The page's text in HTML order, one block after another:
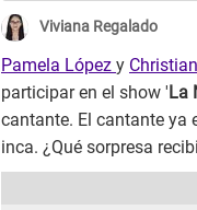
Viviana Regalado
Pamela López y
participar en el show ' La
cantante. El cantante ya
inca. ¿Qué sorpresa